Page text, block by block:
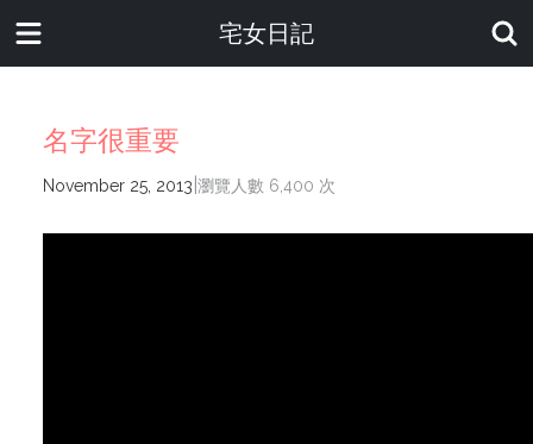
宅女日記
名字很重要
November 25, 2013 瀏覽人數 6,400 次